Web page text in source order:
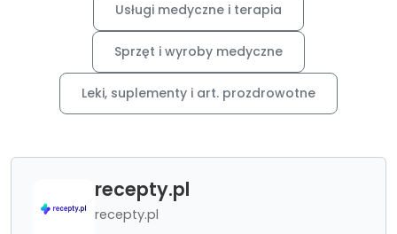
Usługi medyczne i terapia
Sprzęt i wyroby medyczne
Leki, suplementy i art. prozdrowotne
recepty.pl
recepty.pl